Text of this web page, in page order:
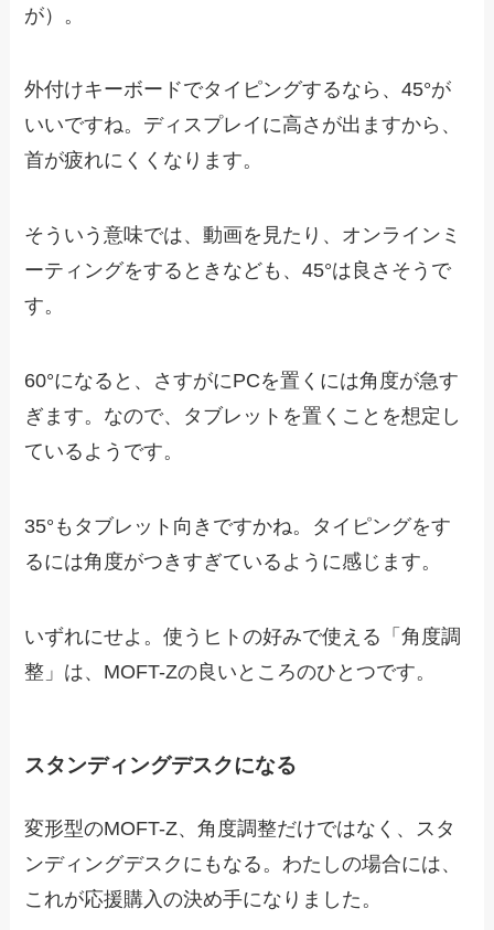
が）。
外付けキーボードでタイピングするなら、45°が
いいですね。ディスプレイに高さが出ますから、
首が疲れにくくなります。
そういう意味では、動画を見たり、オンラインミ
ーティングをするときなども、45°は良さそうで
す。
60°になると、さすがにPCを置くには角度が急す
ぎます。なので、タブレットを置くことを想定し
ているようです。
35°もタブレット向きですかね。タイピングをす
るには角度がつきすぎているように感じます。
いずれにせよ。使うヒトの好みで使える「角度調
整」は、MOFT-Zの良いところのひとつです。
スタンディングデスクになる
変形型のMOFT-Z、角度調整だけではなく、スタ
ンディングデスクにもなる。わたしの場合には、
これが応援購入の決め手になりました。